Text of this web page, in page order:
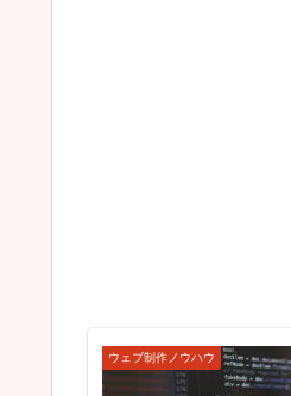
ウェブ制作ノウハウ